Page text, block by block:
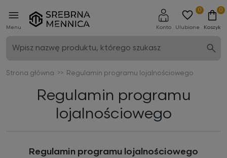
Menu Konto Ulubione
0 0
Koszyk
Strona główna Regulamin programu lojalnościowego
Regulamin programu
lojalnościowego
Regulamin programu lojalnościowego